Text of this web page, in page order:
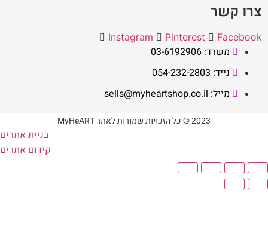
צרו קשר
Instagram Pinterest Facebook
משרד: 03-6192906
נייד: 054-232-2803
מייל: sells@myheartshop.co.il
2023 © כל הזכויות שמורות לאתר MyHeART
בניית אתרים
קידום אתרים